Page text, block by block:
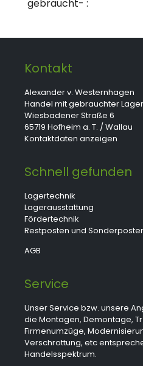
gebraucht- :
Kontakt
Alexander v. Westernhagen
Handel mit gebrauchter
Wiesbadener Straße 6
65719 Hofheim a. T. / Wallau
Kontaktdaten anzeigen
Schnell gefunden
Lagertechnik
Lagerausstattung
Fördertechnik
Restposten und
AGB
Service
Unser Service bzw. unsere
die Montagen, Demontage,
Firmenumzüge,
Verschrottung, etc
Handelsspektrum.